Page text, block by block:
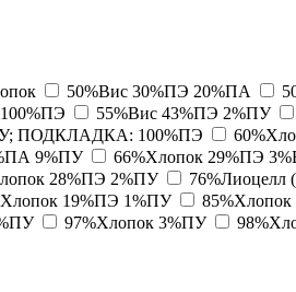
50%Вис 30%ПЭ 20%ПА
55%Вис 43%ПЭ 2%ПУ
ПОДКЛАДКА: 100%ПЭ
9%ПУ
66%Хлопок 29%ПЭ
28%ПЭ 2%ПУ
76%Лиоцелл
19%ПЭ 1%ПУ
97%Хлопок 3%ПУ